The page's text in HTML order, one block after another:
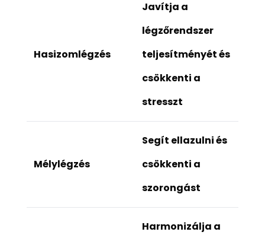
Hasizomlégzés
Javítja a
légzőrendszer
teljesítményét és
csökkenti a
stresszt
Mélylégzés
Segít ellazulni és
csökkenti a
szorongást
Harmonizálja a